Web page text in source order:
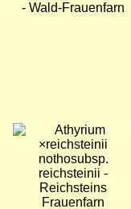
- Wald-Frauenfarn
Bild